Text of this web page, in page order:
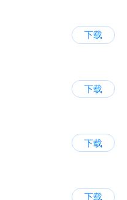
下载
下载
下载
下载